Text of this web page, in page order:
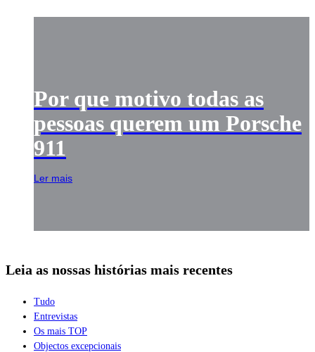
Por que motivo todas as
pessoas querem um Porsche
911
Ler mais
Leia as nossas histórias mais recentes
Tudo
Entrevistas
Os mais TOP
Objectos excepcionais